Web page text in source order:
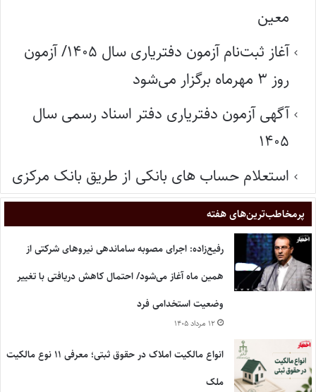
معین
آغاز ثبت‌نام آزمون دفتریاری سال ۱۴۰۵/ آزمون
روز ۳ مهرماه برگزار می‌شود
آگهی آزمون دفتریاری دفتر اسناد رسمی سال
۱۴۰۵
استعلام حساب های بانکی از طریق بانک مرکزی
پر‌مخاطب‌ترین‌های هفته
رفیع‌زاده: اجرای مصوبه ساماندهی نیروهای شرکتی از
همین ماه آغاز می‌شود/ احتمال کاهش دریافتی با تغییر
وضعیت استخدامی فرد
۱۲ مرداد ۱۴۰۵
انواع مالکیت املاک در حقوق ثبتی؛ معرفی ۱۱ نوع مالکیت
ملک